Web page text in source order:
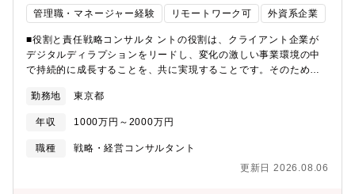
自社プロダクトの展開や、大手企業の新規事業開発コンサルティ
ングの経験を積むことができます。■日本一従業員満足度の高いコ
ンサル会社へ日本一従業員満足度の高いコンサル会社を目指すた
めにESプロジェクトを実施しています。入社したての社員から
CEOまで幅広く参加し、それぞれのポジションから活発な意見交
管理職・マネージャー経験 リモートワーク可 外資系企業
■役割と責任戦略コンサルタ ントの役割は、クライアント企業が
デジタルディラプションをリードし、変化の激しい事業環境の中
で持続的に成長することを、共に実現することです。そのため
て実行力が求められます。戦略コンサルティング部門は、単独で
事業として成立しており、他のサービスやソフトウエア製品に依
存するものではありません。その上で、IBMの有する、最先端のテ
クノロジーに関する深い知見、グローバルに広がる適用事例、新
クライアントの変革を実現しています。 そのなかで、デザイナ
勤務地 東京都
年収 1000万円～2000万円
職種
戦略・経営コンサルタント
更新日 2026.08.06